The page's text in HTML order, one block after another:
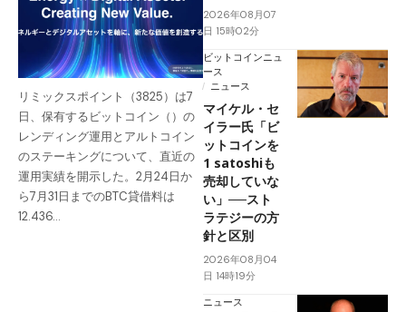
リミックスポイント（3825）は7
日、保有するビットコイン（）の
レンディング運用とアルトコイン
のステーキングについて、直近の
運用実績を開示した。2月24日か
ら7月31日までのBTC貸借料は
12.436…
2026年08月07
日 15時02分
ビットコインニュ
ース
ニュース
マイケル・セ
イラー氏「ビ
ットコインを
1 satoshiも
売却していな
い」──スト
ラテジーの方
針と区別
2026年08月04
日 14時19分
ニュース